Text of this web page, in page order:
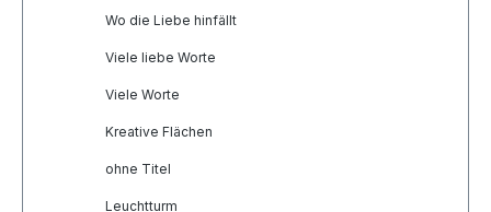
Wo die Liebe hinfällt
Viele liebe Worte
Viele Worte
Kreative Flächen
ohne Titel
Leuchtturm